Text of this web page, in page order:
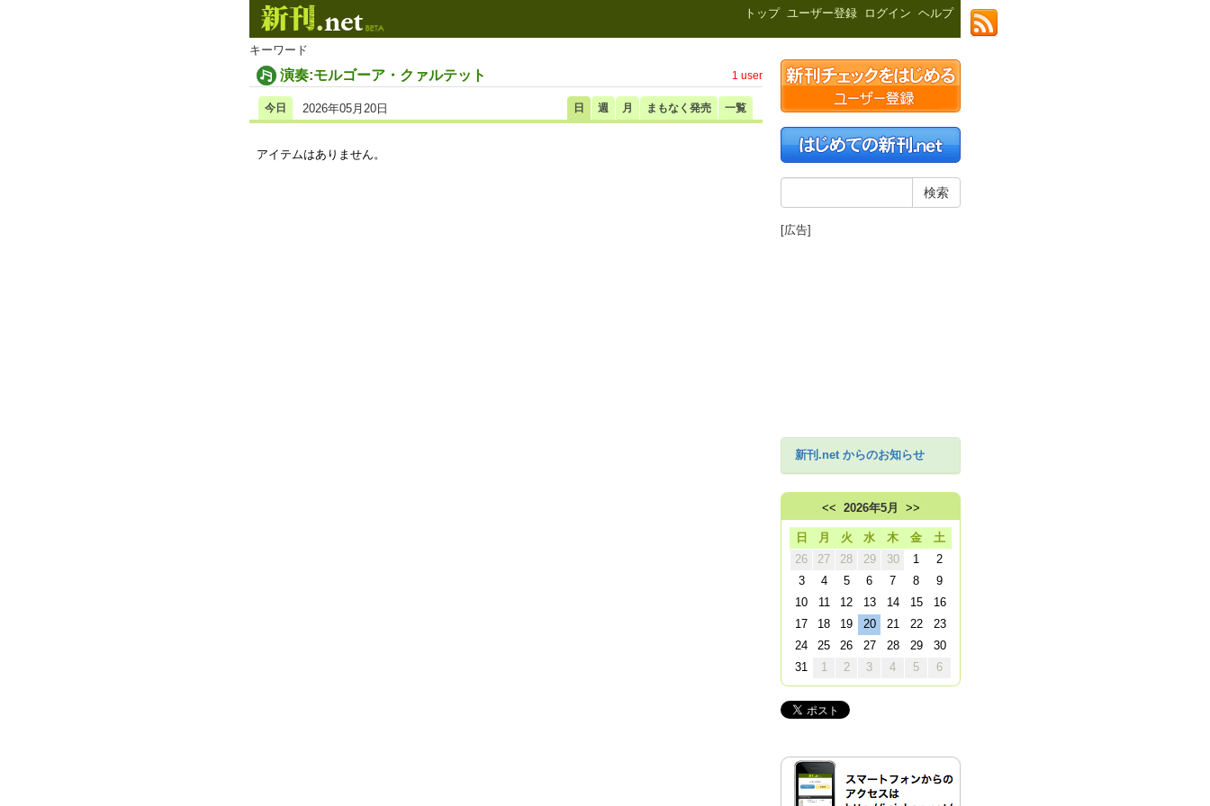
トップ ユーザー登録 ログイン ヘルプ
キーワード
演奏:モルゴーア・クァルテット 1 user
日 週 月 まもなく発売 一覧
今日 2026年05月20日
アイテムはありません。
[広告]
新刊.net からのお知らせ
<< 2026年5月 >>
日 月 火 水 木 金
土
26
27 28 29 30 1
2
3
4 5 6 7 8
9
10
11 12 13 14 15
16
17
18 19 20 21 22
23
24
25 26 27 28 29
30
31
1 2 3 4 5 6